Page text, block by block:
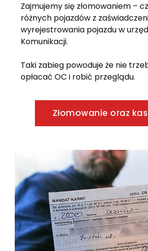
Zajmujemy się złomowaniem –
różnych pojazdów z
wyrejestrowania pojazdu w
Komunikacji.
Taki zabieg powoduje że nie
opłacać OC i robić przeglądu.
Złomowanie oraz